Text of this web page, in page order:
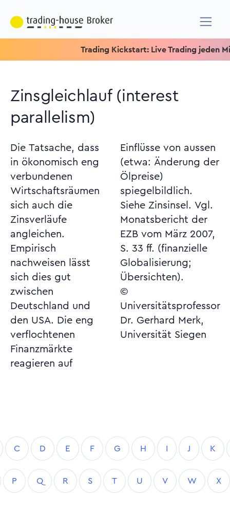
Trading Kickstart: Live Trading jeden
Zinsgleichlauf (interest
parallelism)
Die Tatsache, dass
in ökonomisch eng
verbundenen
Wirtschaftsräumen
sich auch die
Zinsverläufe
angleichen.
Empirisch
nachweisen lässt
sich dies gut
zwischen
Deutschland und
den USA. Die eng
verflochtenen
Finanzmärkte
reagieren auf
Einflüsse von aussen
(etwa: Änderung der
Ölpreise)
spiegelbildlich.
Siehe Zinsinsel. Vgl.
Monatsbericht der
EZB vom März 2007,
S. 33 ff. (finanzielle
Globalisierung;
Übersichten).
©
Universitätsprofessor
Dr. Gerhard Merk,
Universität Siegen
C D E F G H I J K
P Q R S T U V W X